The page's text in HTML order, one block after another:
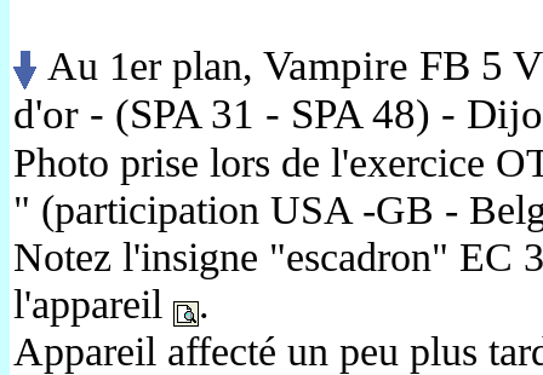
Au 1er plan, Vampire FB 5
d'or - (SPA 31 - SPA 48) -
Photo prise lors de l'exercice
" (participation USA -GB -
Notez l'insigne "escadron" EC
l'appareil
.
Appareil affecté un peu plus